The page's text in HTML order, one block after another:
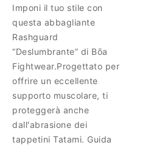
Imponi il tuo stile con
questa abbagliante
Rashguard
“Deslumbrante” di Bōa
Fightwear.Progettato per
offrire un eccellente
supporto muscolare, ti
proteggerà anche
dall'abrasione dei
tappetini Tatami. Guida